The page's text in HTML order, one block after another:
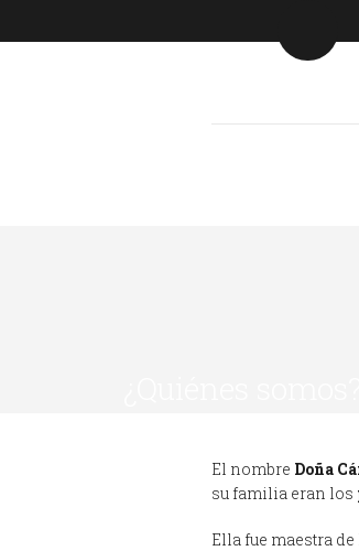
El nombre Doña
su familia eran los
Ella fue maestra de